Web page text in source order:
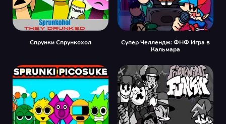
Спрунки Спрункохол
Супер Челлендж: ФНФ Игра в
Кальмара